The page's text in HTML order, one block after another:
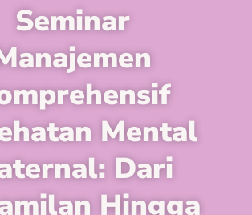
Seminar
Mental
Dari
Hingga